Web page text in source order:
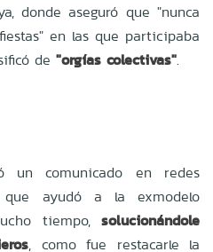
donde aseguró que "nunca
en las que participaba
de "orgías colectivas".
un comunicado en redes
que ayudó a la exmodelo
tiempo, solucionándole
, como fue restacarle la